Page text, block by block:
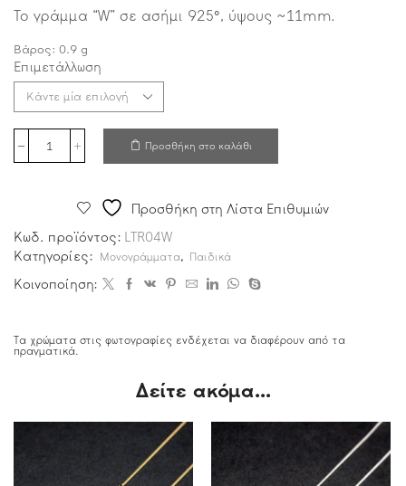
Το γράμμα “W” σε ασήμι 925°, ύψους ~11mm.
Βάρος: 0.9 g
Επιμετάλλωση
Προσθήκη στο καλάθι
Προσθήκη στη Λίστα Επιθυμιών
Κωδ. προϊόντος: LTR04W
Κατηγορίες:
Μονογράμματα, Παιδικά
Κοινοποίηση:
Τα χρώματα στις φωτογραφίες ενδέχεται να διαφέρουν από τα
πραγματικά.
Δείτε ακόμα...